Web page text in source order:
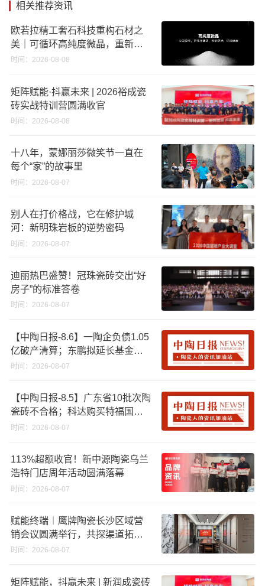
相关推荐资讯
欧若拉精工奢石科技重构石材之
美｜可循环高纯度微晶，重新定
义高端奢石原料
时间：2026-08-08
矩阵赋能·抖赢未来 | 2026裕成瓷
砖实战特训营圆满收官
时间：2026-08-08
十八年，蒙娜丽莎微笑节一直在
每个“家”的故事里
时间：2026-08-07
别人在打价格战，它在修护城
河：新明珠岩板的逆势密码
时间：2026-08-07
迪丽热巴盛赞！冠珠瓷砖交出“好
房子”的标准答卷
时间：2026-08-07
【中陶日报-8.6】一陶企负债1.05
亿破产清算；东鹏拟延长基金投
资期限；工信部开展建陶行业能
时间：2026-08-07
【中陶日报-8.5】广东省10批次陶
瓷砖不合格；科达购买特福国际
股份申请未通过；蒙娜丽莎5千万
破18亿元
时间：2026-08-07
113%超额收官！新中源陶瓷乌兰
浩特门店周年活动圆满落幕
时间：2026-08-07
赋能终端︱鹰牌陶瓷长沙区域营
销会议圆满举行，共探渠道拓展
与门店升级新路径
时间：2026-08-07
矩阵赋能，抖赢未来 | 新润成瓷砖